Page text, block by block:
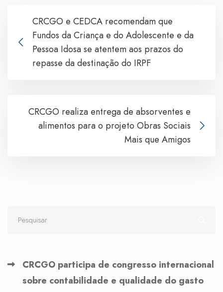
CRCGO e CEDCA recomendam que
Fundos da Criança e do Adolescente e da
Pessoa Idosa se atentem aos prazos do
repasse da destinação do IRPF
CRCGO realiza entrega de absorventes e
alimentos para o projeto Obras Sociais
Mais que Amigos
CRCGO participa de congresso internacional
sobre contabilidade e qualidade do gasto